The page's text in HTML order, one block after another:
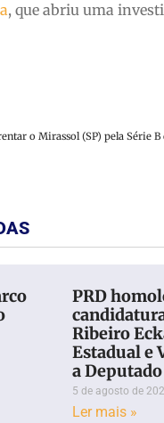
, que abriu uma
PRD
Ribeiro
Estadual e
a
5 de agosto de
Ler mais »